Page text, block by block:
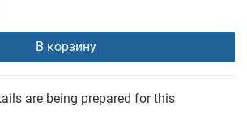
В корзину
are being prepared for this